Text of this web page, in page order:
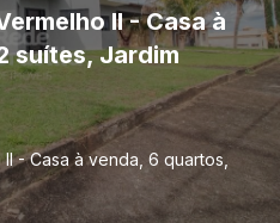
II - Casa à
suítes, Jardim
- Casa à venda, 6 quartos,